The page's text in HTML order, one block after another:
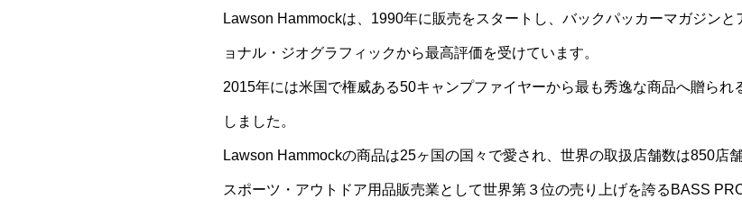
Lawson Hammockは、1990年に販売をスタートし、バックパッカーマガジン
ョナル・ジオグラフィックから最高評価を受けています。
2015年には米国で権威ある50キャンプファイヤーから最も秀逸な商品へ贈ら
しました。
Lawson Hammockの商品は25ヶ国の国々で愛され、世界の取扱店舗数は850店
スポーツ・アウトドア用品販売業として世界第３位の売り上げを誇るBASS